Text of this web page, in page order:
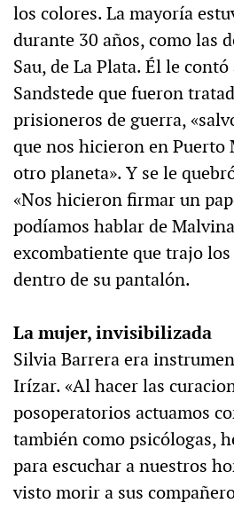
los colores. La mayoría
durante 30 años, como las
Sau, de La Plata. Él le
Sandstede que fueron
prisioneros de guerra,
que nos hicieron en Puerto
otro planeta». Y se le
«Nos hicieron firmar un
podíamos hablar de
excombatiente que trajo
dentro de su pantalón.
La mujer, invisibilizada
Silvia Barrera era
Irízar. «Al hacer las
posoperatorios actuamos
también como psicólogas,
para escuchar a nuestros
visto morir a sus